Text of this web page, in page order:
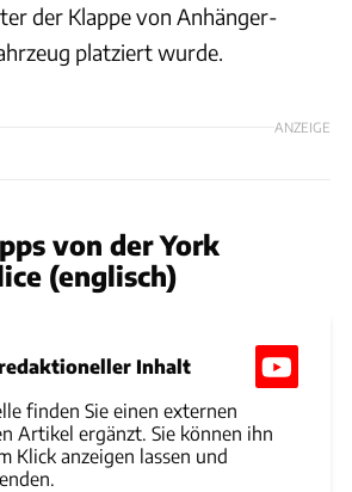
der Klappe von Anhänger-
platziert wurde.
ANZEIGE
von der York
(englisch)
Inhalt
finden Sie einen externen
Artikel ergänzt. Sie können ihn
Klick anzeigen lassen und